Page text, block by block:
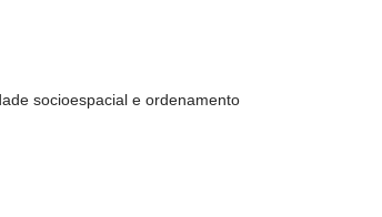
socioespacial e ordenamento